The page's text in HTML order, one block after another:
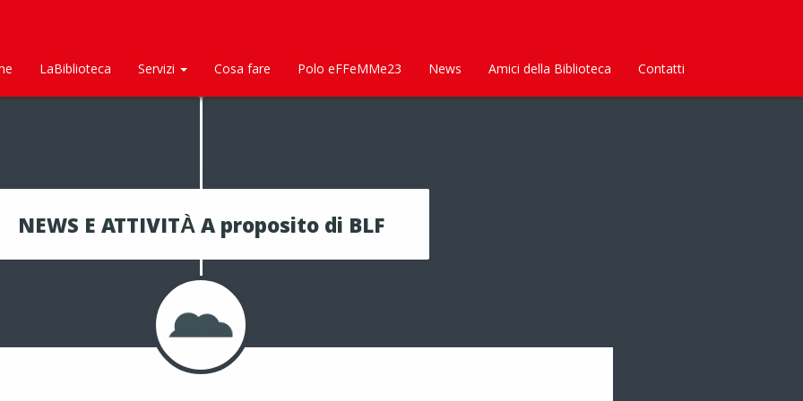
LaBiblioteca Servizi Cosa fare Polo eFFeMMe23 News Amici della Biblioteca Contatti
NEWS E ATTIVITÀ A proposito di BLF